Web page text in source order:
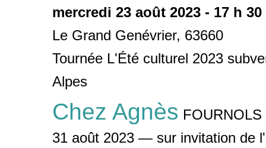
mercredi 23 août 2023 - 17 h 30
Le Grand Genévrier, 63660
Tournée L'Été culturel 2023
Alpes
Chez Agnès FOURNOLS
31 août 2023 — sur invitation de